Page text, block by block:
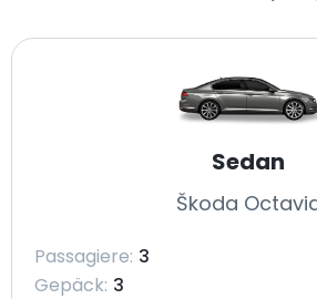
Sedan
Škoda
Passagiere: 3
Gepäck: 3